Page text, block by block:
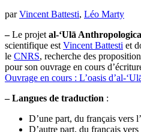
parVincent Battesti, Léo Marty
–Le projetal-‘Ulā
scientifique estVincent Battesti et
le CNRS, recherche des
pour son ouvrage en cours
Ouvrage en cours : L’oasis d’al-
– Langues de traduction :
D’une part, du français vers
D’autre part, du français vers